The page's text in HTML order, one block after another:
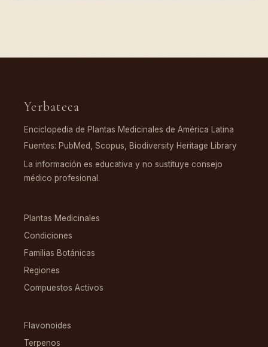
Yerbateca
Enciclopedia de Plantas Medicinales de América Latina
Fuentes: PubMed, Scopus, Biodiversity Heritage Library
La información es educativa y no sustituye consejo
médico profesional.
Plantas Medicinales
Condiciones
Familias Botánicas
Regiones
Compuestos Activos
Flavonoides
Terpenos